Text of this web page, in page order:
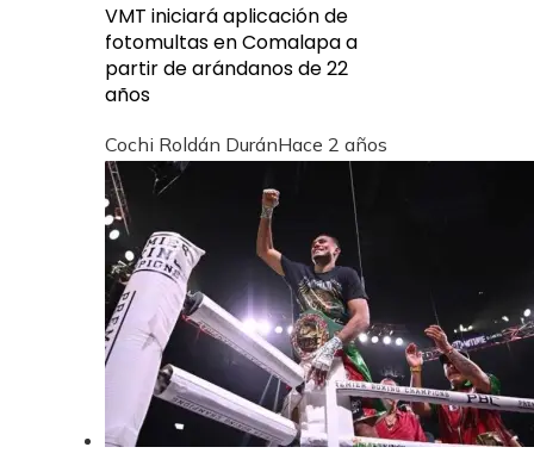
VMT iniciará aplicación de
fotomultas en Comalapa a
partir de arándanos de 22
años
Cochi Roldán DuránHace 2 años